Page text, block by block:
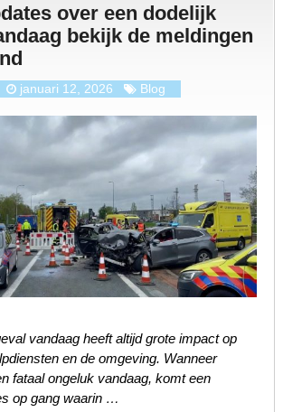
over een dodelijk
bekijk de meldingen
januari 12, 2026 Blog
vandaag heeft altijd grote impact op
en de omgeving. Wanneer
fataal ongeluk vandaag, komt een
op gang waarin …